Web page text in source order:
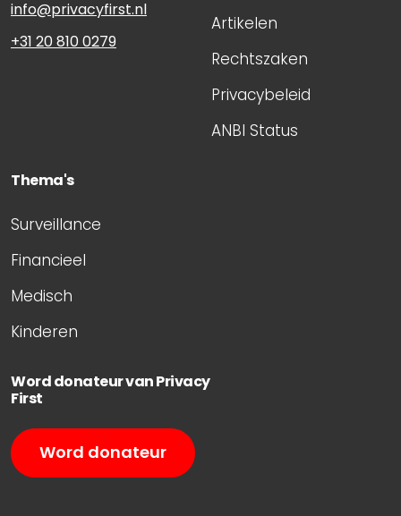
info@privacyfirst.nl
+31 20 810 0279
Artikelen
Rechtszaken
Privacybeleid
ANBI Status
Thema's
Surveillance
Financieel
Medisch
Kinderen
Word donateur van Privacy
First
Word donateur